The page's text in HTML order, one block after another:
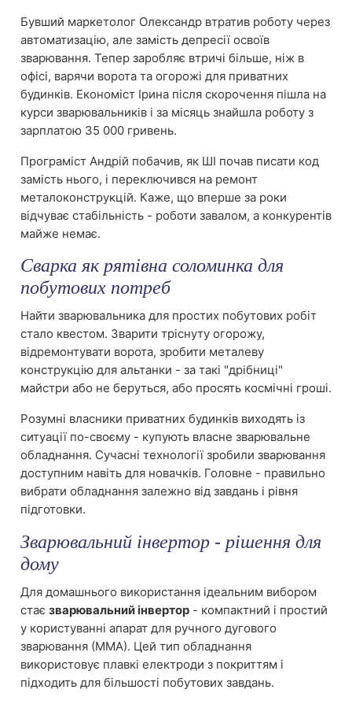
Бувший маркетолог Олександр втратив роботу через
автоматизацію, але замість депресії освоїв
зварювання. Тепер заробляє втричі більше, ніж в
офісі, варячи ворота та огорожі для приватних
будинків. Економіст Ірина після скорочення пішла на
курси зварювальників і за місяць знайшла роботу з
зарплатою 35 000 гривень.
Програміст Андрій побачив, як ШІ почав писати код
замість нього, і переключився на ремонт
металоконструкцій. Каже, що вперше за роки
відчуває стабільність - роботи завалом, а конкурентів
майже немає.
Сварка як рятівна соломинка для
побутових потреб
Найти зварювальника для простих побутових робіт
стало квестом. Зварити тріснуту огорожу,
відремонтувати ворота, зробити металеву
конструкцію для альтанки - за такі "дрібниці"
майстри або не беруться, або просять космічні гроші.
Розумні власники приватних будинків виходять із
ситуації по-своєму - купують власне зварювальне
обладнання. Сучасні технології зробили зварювання
доступним навіть для новачків. Головне - правильно
вибрати обладнання залежно від завдань і рівня
підготовки.
Зварювальний інвертор - рішення для
дому
Для домашнього використання ідеальним вибором
стає зварювальний інвертор - компактний і простий
у користуванні апарат для ручного дугового
зварювання (ММА). Цей тип обладнання
використовує плавкі електроди з покриттям і
підходить для більшості побутових завдань.